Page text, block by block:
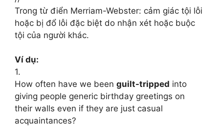
Trong từ điển Merriam-Webster: cảm giác tội lỗi
hoặc bị đổ lỗi đặc biệt do nhận xét hoặc buộc
tội của người khác.
Ví dụ:
1.
How often have we been guilt-tripped into
giving people generic birthday greetings on
their walls even if they are just casual
acquaintances?